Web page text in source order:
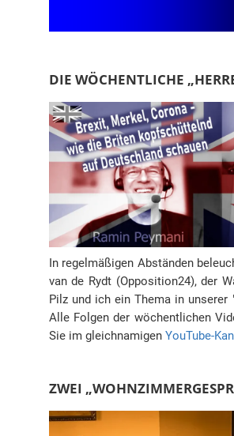
DIE WÖCHENTLICHE
In regelmäßigen Abständen
van de Rydt (Opposition24), der
Pilz und ich ein Thema in unserer
Alle Folgen der wöchentlichen
Sie im gleichnamigen YouTube-
ZWEI